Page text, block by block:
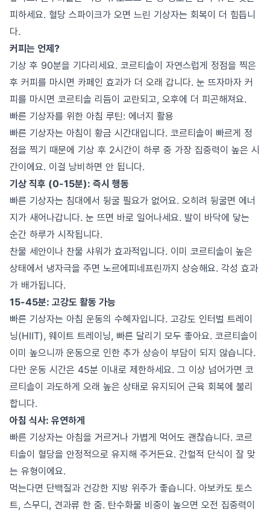
피하세요. 혈당 스파이크가 오면 느린 기상자는 회복이 더 힘듭니
다.
커피는 언제?
기상 후 90분을 기다리세요. 코르티솔이 자연스럽게 정점을 찍은
후 커피를 마시면 카페인 효과가 더 오래 갑니다. 눈 뜨자마자 커
피를 마시면 코르티솔 리듬이 교란되고, 오후에 더 피곤해져요.
빠른 기상자를 위한 아침 루틴: 에너지 활용
빠른 기상자는 아침이 황금 시간대입니다. 코르티솔이 빠르게 정
점을 찍기 때문에 기상 후 2시간이 하루 중 가장 집중력이 높은 시
간이에요. 이걸 낭비하면 안 됩니다.
기상 직후 (0-15분): 즉시 행동
빠른 기상자는 침대에서 뒹굴 필요가 없어요. 오히려 뒹굴면 에너
지가 새어나갑니다. 눈 뜨면 바로 일어나세요. 발이 바닥에 닿는
순간 하루가 시작됩니다.
찬물 세안이나 찬물 샤워가 효과적입니다. 이미 코르티솔이 높은
상태에서 냉자극을 주면 노르에피네프린까지 상승해요. 각성 효과
가 배가됩니다.
15-45분: 고강도 활동 가능
빠른 기상자는 아침 운동의 수혜자입니다. 고강도 인터벌 트레이
닝(HIIT), 웨이트 트레이닝, 빠른 달리기 모두 좋아요. 코르티솔이
이미 높으니까 운동으로 인한 추가 상승이 부담이 되지 않습니다.
다만 운동 시간은 45분 이내로 제한하세요. 그 이상 넘어가면 코
르티솔이 과도하게 오래 높은 상태로 유지되어 근육 회복에 불리
합니다.
아침 식사: 유연하게
빠른 기상자는 아침을 거르거나 가볍게 먹어도 괜찮습니다. 코르
티솔이 혈당을 안정적으로 유지해 주거든요. 간헐적 단식이 잘 맞
는 유형이에요.
먹는다면 단백질과 건강한 지방 위주가 좋습니다. 아보카도 토스
트, 스무디, 견과류 한 줌. 탄수화물 비중이 높으면 오전 집중력이